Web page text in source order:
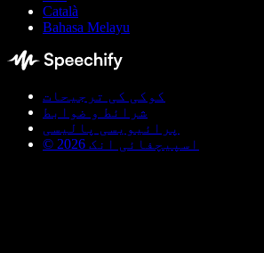
Català
Bahasa Melayu
کوکی کی ترجیحات
شرائط و ضوابط
پرائیویسی پالیسی
© اسپیچفائی انک 2026